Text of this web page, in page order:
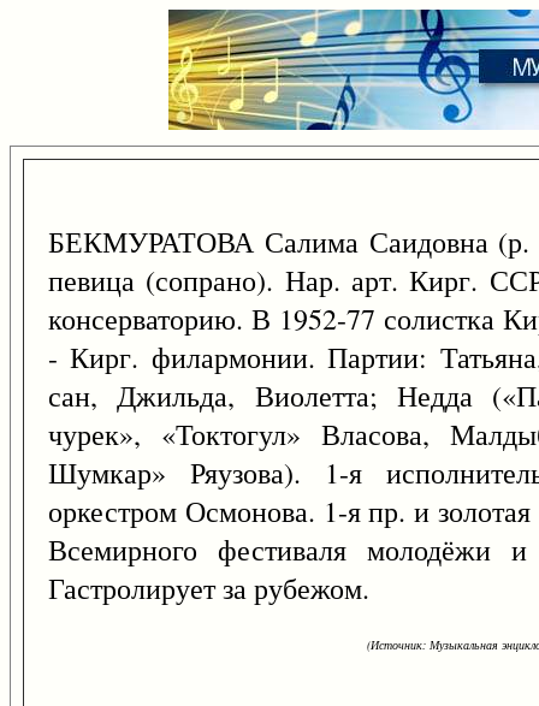
БЕКМУРАТОВА Салима Саидовна
певица (сопрано). Нар. арт. Кирг.
консерваторию. В 1952-77 солистка
- Кирг. филармонии. Партии:
сан, Джильда, Виолетта; Недда
чурек», «Токтогул» Власова,
Шумкар» Ряузова). 1-я
оркестром Осмонова. 1-я пр. и
Всемирного фестиваля молодёжи
Гастролирует за рубежом.
(Источник: Музыкальная